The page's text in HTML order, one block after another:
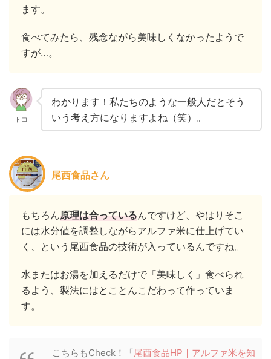
ます。
食べてみたら、残念ながら美味しくなかったようで
すが…。
トコ
わかります！私たちのような一般人だとそう
いう考え方になりますよね（笑）。
尾西食品さん
もちろん原理は合っているんですけど、やはりそこ
には水分値を調整しながらアルファ米に仕上げてい
く、という尾西食品の技術が入っているんですね。
水またはお湯を加えるだけで「美味しく」食べられ
るよう、製法にはとことんこだわって作っていま
す。
こちらもCheck！「尾西食品HP｜アルファ⽶を知